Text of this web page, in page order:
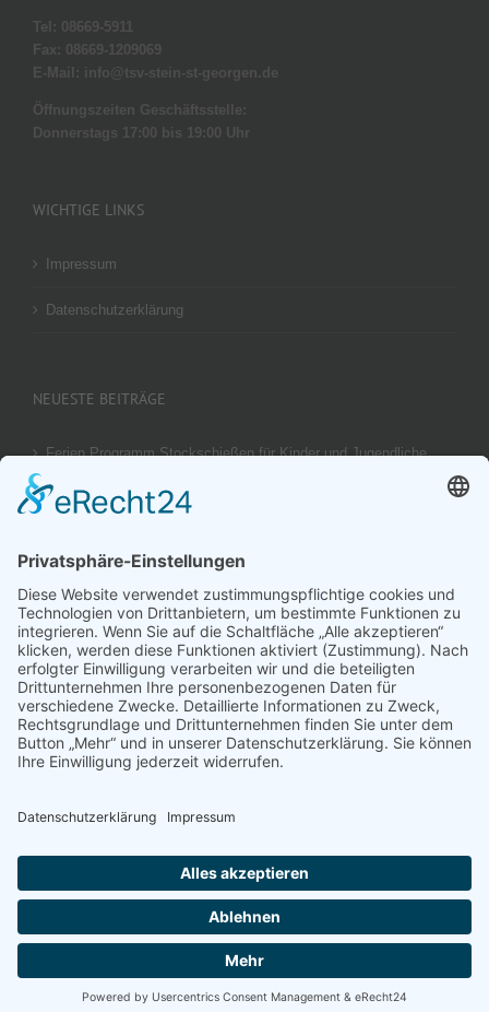
Tel: 08669-5911
Fax: 08669-1209069
E-Mail: info@tsv-stein-st-georgen.de
Öffnungszeiten Geschäftsstelle:
Donnerstags 17:00 bis 19:00 Uhr
WICHTIGE LINKS
Impressum
Datenschutzerklärung
NEUESTE BEITRÄGE
Ferien Programm Stockschießen für Kinder und Jugendliche
Brotzeit Turnier Stocksport zur Einweihung der Flutlichtanlage
am 18. September 2026
Offener Vereinspokal Stockschießen am So 13.09.2026 für
Gruppen Vereine und Familien
Jugend-Girgl – U14 – Turnier Stocksport Ausschreibung und
Startliste für 04. Juli
© Copyright 2017 -2026 | byTSV Stein - St.Georgen e.V.| All
Rights Reserved | Webdesign bycso24.de
Facebook